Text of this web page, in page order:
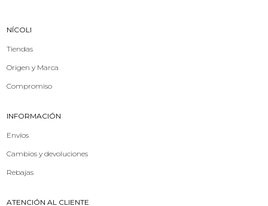
NÍCOLI
Tiendas
Origen y Marca
Compromiso
INFORMACIÓN
Envíos
Cambios y devoluciones
Rebajas
ATENCIÓN AL CLIENTE